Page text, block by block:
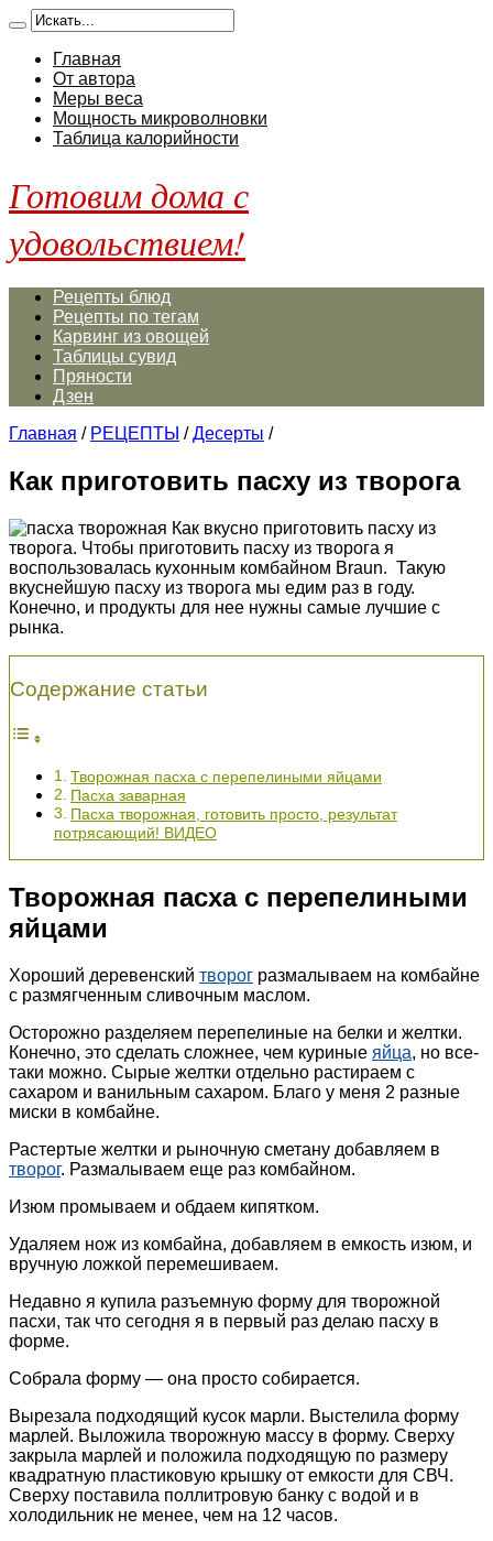
Главная
От автора
Меры веса
Мощность микроволновки
Таблица калорийности
Готовим дома с
удовольствием!
Рецепты блюд
Рецепты по тегам
Карвинг из овощей
Таблицы сувид
Пряности
Дзен
Главная / РЕЦЕПТЫ /Десерты /
Как приготовить пасху из творога
Как вкусно приготовить пасху из
творога. Чтобы приготовить пасху из творога я
воспользовалась кухонным комбайном Braun. Такую
вкуснейшую пасху из творога мы едим раз в году.
Конечно, и продукты для нее нужны самые лучшие с
рынка.
Содержание статьи
Творожная пасха с перепелиными яйцами
Пасха заварная
Пасха творожная, готовить просто, результат
потрясающий! ВИДЕО
Творожная пасха с перепелиными
яйцами
Хороший деревенский творог размалываем на комбайне
с размягченным сливочным маслом.
Осторожно разделяем перепелиные на белки и желтки.
Конечно, это сделать сложнее, чем куриные яйца, но все-
таки можно. Сырые желтки отдельно растираем с
сахаром и ванильным сахаром. Благо у меня 2 разные
миски в комбайне.
Растертые желтки и рыночную сметану добавляем в
творог. Размалываем еще раз комбайном.
Изюм промываем и обдаем кипятком.
Удаляем нож из комбайна, добавляем в емкость изюм, и
вручную ложкой перемешиваем.
Недавно я купила разъемную форму для творожной
пасхи, так что сегодня я в первый раз делаю пасху в
форме.
Собрала форму — она просто собирается.
Вырезала подходящий кусок марли. Выстелила форму
марлей. Выложила творожную массу в форму. Сверху
закрыла марлей и положила подходящую по размеру
квадратную пластиковую крышку от емкости для СВЧ.
Сверху поставила поллитровую банку с водой и в
холодильник не менее, чем на 12 часов.